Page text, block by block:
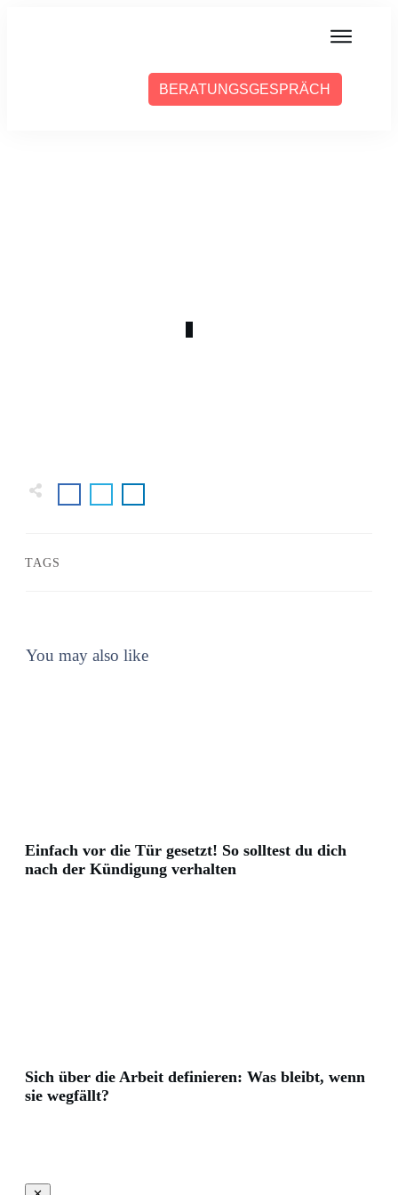
BERATUNGSGESPRÄCH
TAGS
You may also like
Einfach vor die Tür gesetzt! So solltest du dich
nach der Kündigung verhalten
Sich über die Arbeit definieren: Was bleibt, wenn
sie wegfällt?